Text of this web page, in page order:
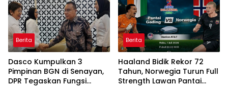
Berita
Dasco Kumpulkan 3
Pimpinan BGN di Senayan,
DPR Tegaskan Fungsi
Berita
Haaland Bidik Rekor 72
Tahun, Norwegia Turun Full
Strength Lawan Pantai